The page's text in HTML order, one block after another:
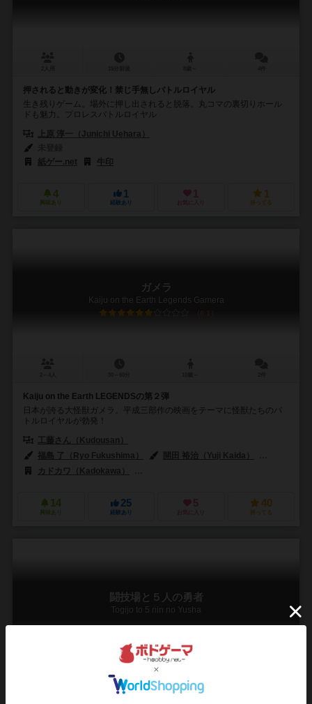
押されると動きが変化！禁じ手無しバトルロイヤル
生き残りゲーム。場外に押し出されると脱落。丸コマの裏切りホール
ドも魅力。プロレスバトルロイヤル
上原 淳一（Junichi Uehara）
紙ゲー.net
牛印
4
興味あり
1
経験あり
1
お気に入り
1
持ってる
ガメラ
Kaiju on the Earth Legends Gamera
6.1
Kaiju on the Earth LEGENDSの第２弾
日本が誇る大怪獣ガメラ。平成三部作の映画をテーマに怪獣たちのバ
トルロイヤルが勃発！
工藤さん（Kudousan）
福島 了（Ryo Fukushima）
開田 裕治（Yuji Kaida）
カドカワ（Kadokawa）
14
興味あり
25
経験あり
5
お気に入り
40
持ってる
闘技場と５人の勇者
Togijo to 5 nin no Yusha
5～10分 10歳～